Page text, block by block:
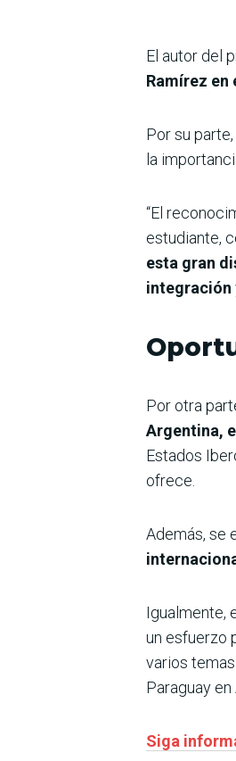
El autor del
Ramírez
Por su
la
“El
estudiante,
esta gran
integración
Por otra
Argentina,
Estados
ofrece.
Además, se
Igualmente,
un esfuerzo
varios
Paraguay en
Siga